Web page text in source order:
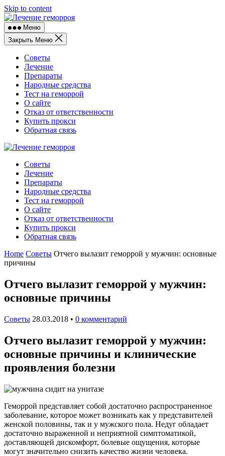
Skip to content
Меню
Закрыть Меню
Советы
Лечение
Препараты
Народные средства
Тест на геморрой
О сайте
Отказ от ответственности
Купить прокси
Обратная связь
Советы
Лечение
Препараты
Народные средства
Тест на геморрой
О сайте
Отказ от ответственности
Купить прокси
Обратная связь
Home Советы Отчего вылазит геморрой у мужчин: основные
причины
Отчего вылазит геморрой у мужчин:
основные причины
Советы 28.03.2018 • 0 комментарий
Отчего вылазит геморрой у мужчин:
основные причины и клинические
проявления болезни
Геморрой представляет собой достаточно распространенное
заболевание, которое может возникать как у представителей
женской половины, так и у мужского пола. Недуг обладает
достаточно выраженной и неприятной симптоматикой,
доставляющей дискомфорт, болевые ощущения, которые
могут значительно снизить качество жизни человека.